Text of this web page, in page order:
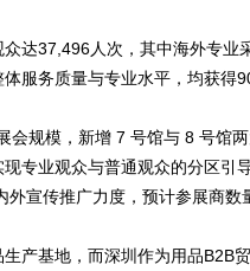
达37,496人次，其中海外专
服务质量与专业水平，均获
会规模，新增 7 号馆与 8 号馆
专业观众与普通观众的分区引
外宣传推广力度，预计参展商
产基地，而深圳作为用品B2B